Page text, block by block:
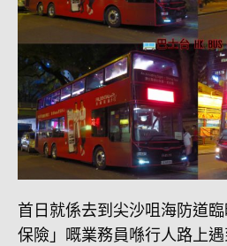
首日就係去到尖沙咀海防道
保險」嘅業務員喺行人路上